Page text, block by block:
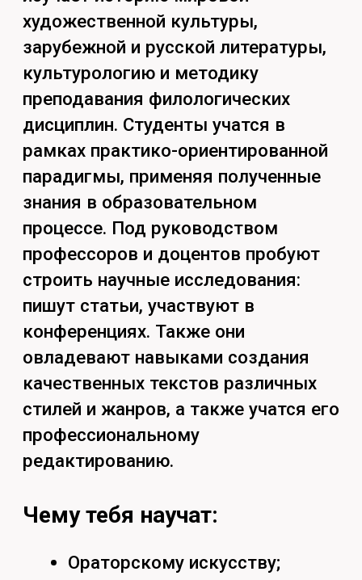
Чему тебя научат:
Ораторскому искусству;
Умению анализировать любой
текст;
Написанию научных текстов
разной сложности;
текста;
Знание общей системы
развития литературных,
культурологических явлений;
Умение воспроизводить
произведений.
Чем будешь заниматься:
Работать с мультимедийными
Разрабатывать учебно-
методические материалы;
Составлять
специализированные
Проводить занятия по
русскому языку, литературе,
Сочетать творческую и